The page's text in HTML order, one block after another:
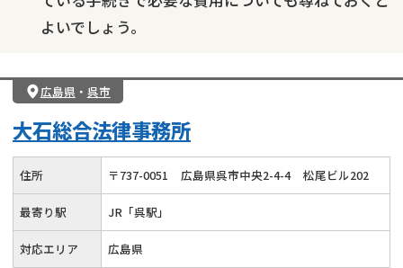
よいでしょう。
広島県 ・ 呉市
大石総合法律事務所
住所 〒737-0051 広島県呉市中央2-4-4 松尾ビル202
最寄り駅 JR「呉駅」
対応エリア 広島県